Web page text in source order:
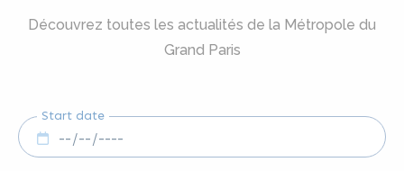
Découvrez toutes les actualités de la Métropole du
Grand Paris
Start date